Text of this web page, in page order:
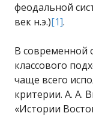
феодальной
век н.э.)[1].
В современной
классового
чаще всего
критерии. А. А.
«Истории